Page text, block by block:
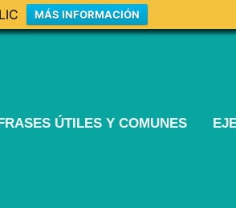
MÁS INFORMACIÓN
ÚTILES Y COMUNES